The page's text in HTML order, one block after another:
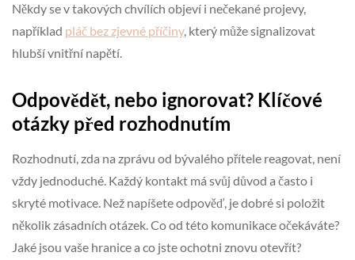
Někdy se v takových chvílích objeví i nečekané projevy,
například pláč bez zjevné příčiny, který může signalizovat
hlubší vnitřní napětí.
Odpovědět, nebo ignorovat? Klíčové
otázky před rozhodnutím
Rozhodnutí, zda na zprávu od bývalého přítele reagovat, není
vždy jednoduché. Každý kontakt má svůj důvod a často i
skryté motivace. Než napíšete odpověď, je dobré si položit
několik zásadních otázek. Co od této komunikace očekáváte?
Jaké jsou vaše hranice a co jste ochotni znovu otevřít?